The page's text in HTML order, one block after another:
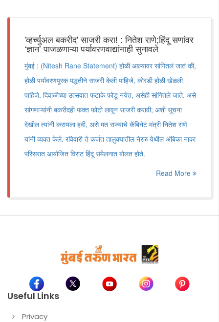
'व्हर्च्युअल बकरीद' साजरी करा! : नितेश राणे;हिंदू सणांवर
‘ज्ञान’ पाजळणाऱ्या पर्यावरणवाद्यांनाही सुनावले
मुंबई : (Nitesh Rane Statement) होळी आल्यावर सांगितलं जातं की,
होळी पर्यावरणपूरक पद्धतीने साजरी केली पाहिजे, कोरडी होळी खेळली
पाहिजे. दिवाळीच्या उत्सवात फटाके फोडू नयेत, असेही सांगितले जाते. असे
सांगणाऱ्यांनी बकरीदही फक्त फोटो लावून साजरी करावी; अशी सूचना
देखील त्यांनी करायला हवी, असे मत राज्याचे कॅबिनेट मंत्री नितेश राणे
यांनी व्यक्त केले. रविवारी ते कर्जत तालुक्यातील नेरळ येथील अंबिका नाका
परिसरात आयोजित विराट हिंदू संमेलनात बोलत होते.
Read More
Useful Links
Privacy